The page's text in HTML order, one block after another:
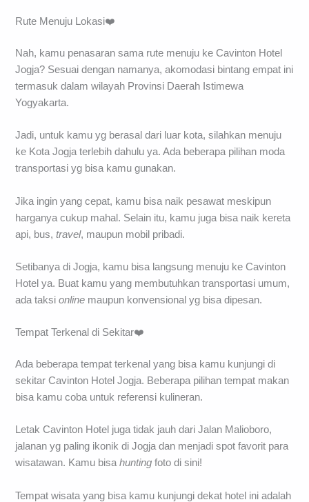
Rute Menuju Lokasi❤️
Nah, kamu penasaran sama rute menuju ke Cavinton Hotel
Jogja? Sesuai dengan namanya, akomodasi bintang empat ini
termasuk dalam wilayah Provinsi Daerah Istimewa
Yogyakarta.
Jadi, untuk kamu yg berasal dari luar kota, silahkan menuju
ke Kota Jogja terlebih dahulu ya. Ada beberapa pilihan moda
transportasi yg bisa kamu gunakan.
Jika ingin yang cepat, kamu bisa naik pesawat meskipun
harganya cukup mahal. Selain itu, kamu juga bisa naik kereta
api, bus,travel, maupun mobil pribadi.
Setibanya di Jogja, kamu bisa langsung menuju ke Cavinton
Hotel ya. Buat kamu yang membutuhkan transportasi umum,
ada taksionline maupun konvensional yg bisa dipesan.
Tempat Terkenal di Sekitar❤️
Ada beberapa tempat terkenal yang bisa kamu kunjungi di
sekitar Cavinton Hotel Jogja. Beberapa pilihan tempat makan
bisa kamu coba untuk referensi kulineran.
Letak Cavinton Hotel juga tidak jauh dari Jalan Malioboro,
jalanan yg paling ikonik di Jogja dan menjadi spot favorit para
wisatawan. Kamu bisahuntingfoto di sini!
Tempat wisata yang bisa kamu kunjungi dekat hotel ini adalah